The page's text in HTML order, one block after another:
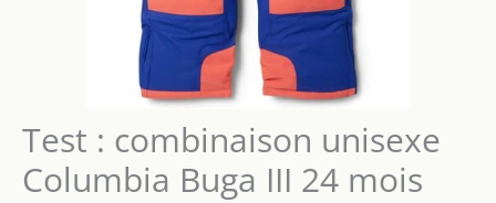
Test : combinaison unisexe
Columbia Buga III 24 mois